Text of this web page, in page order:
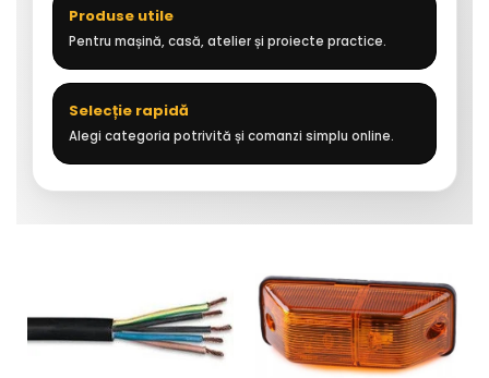
Produse utile
Pentru mașină, casă, atelier și proiecte practice.
Selecție rapidă
Alegi categoria potrivită și comanzi simplu online.